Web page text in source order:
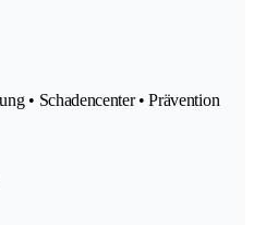
• Schadencenter • Prävention